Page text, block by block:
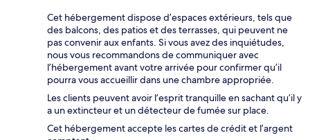
Cet hébergement dispose d’espaces extérieurs, tels que
des balcons, des patios et des terrasses, qui peuvent ne
pas convenir aux enfants. Si vous avez des inquiétudes,
nous vous recommandons de communiquer avec
l’hébergement avant votre arrivée pour confirmer qu’il
pourra vous accueillir dans une chambre appropriée.
Les clients peuvent avoir l’esprit tranquille en sachant qu’il y
a un extincteur et un détecteur de fumée sur place.
Cet hébergement accepte les cartes de crédit et l’argent